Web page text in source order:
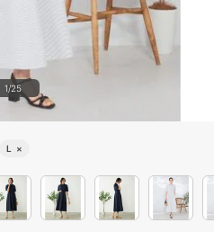
1/25
L ×